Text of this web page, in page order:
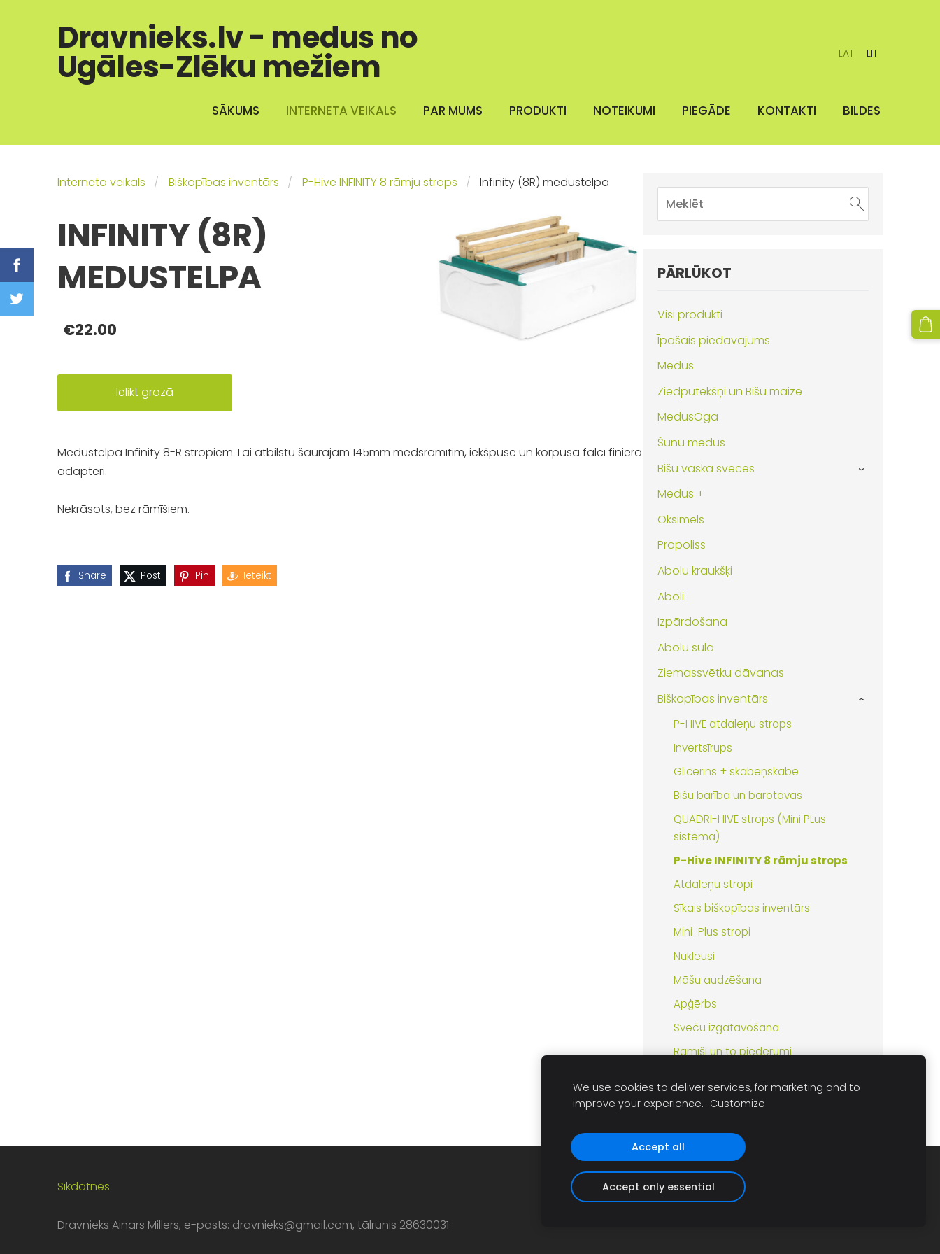
Dravnieks.lv - medus no
Ugāles-Zlēku mežiem
SĀKUMS INTERNETA VEIKALS PAR MUMS PRODUKTI NOTEIKUMI PIEGĀDE KONTAKTI BILDES
LAT LIT
PĀRLŪKOT
Visi produkti
Īpašais piedāvājums
Medus
Ziedputekšņi un Bišu maize
MedusOga
Šūnu medus
Bišu vaska sveces
›
Medus +
Oksimels
Propoliss
Ābolu kraukšķi
Āboli
Izpārdošana
Ābolu sula
Ziemassvētku dāvanas
Biškopības inventārs
P-HIVE atdaleņu strops
Invertsīrups
Glicerīns + skābeņskābe
Bišu barība un barotavas
QUADRI-HIVE strops (Mini PLus
sistēma)
P-Hive INFINITY 8 rāmju strops
Atdaleņu stropi
Sīkais biškopības inventārs
Mini-Plus stropi
Nukleusi
Māšu audzēšana
Apģērbs
Sveču izgatavošana
Rāmīši un to piederumi
›
Interneta veikals Biškopības inventārs P-Hive INFINITY 8 rāmju strops Infinity (8R) medustelpa
INFINITY (8R)
MEDUSTELPA
€22.00
Ielikt grozā
Medustelpa Infinity 8-R stropiem. Lai atbilstu šaurajam 145mm medsrāmītim, iekšpusē un korpusa falcī finiera
adapteri.
Nekrāsots, bez rāmīšiem.
Share Post Pin Ieteikt
Sīkdatnes
Dravnieks Ainars Millers, e-pasts: dravnieks@gmail.com, tālrunis 28630031
We use cookies to deliver services, for marketing and to
improve your experience. Customize
Accept all
Accept only essential